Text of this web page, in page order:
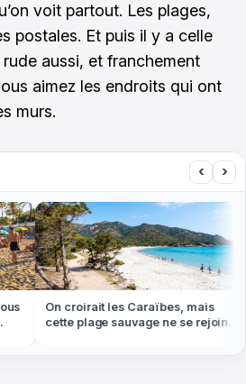
voit partout. Les plages,
postales. Et puis il y a celle
aussi, et franchement
aimez les endroits qui ont
murs.
‹ ›
On croirait les Caraïbes, mais
cette plage sauvage ne se rejoint